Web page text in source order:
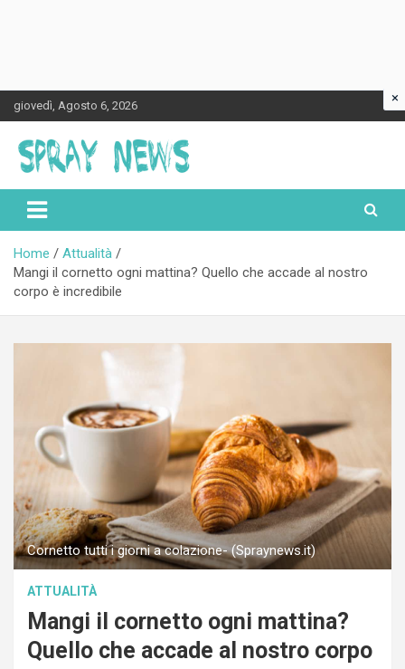
Skip
to
content
giovedì, Agosto 6, 2026
Spraynews.it
Home
Attualità
Mangi il cornetto ogni mattina? Quello che accade al nostro
corpo è incredibile
Cornetto tutti i giorni a colazione- (Spraynews.it)
ATTUALITÀ
Mangi il cornetto ogni mattina?
Quello che accade al nostro corpo
×